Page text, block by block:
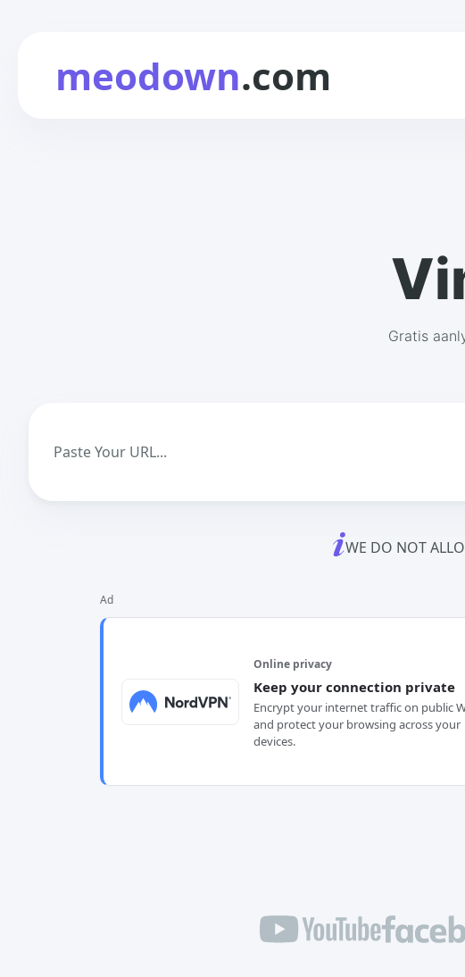
meodown.com
Gratis
WE DO NOT
Ad
Online privacy
Keep your connection private
Encrypt your internet traffic on public
and protect your browsing across your
devices.